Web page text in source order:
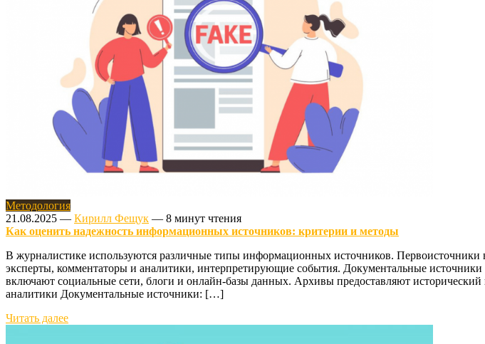
Методология
21.08.2025 — Кирилл Фещук — 8 минут чтения
Как оценить надежность информационных источников: критерии и методы
В журналистике используются различные типы информационных источников.
эксперты, комментаторы и аналитики, интерпретирующие события. Документальные
включают социальные сети, блоги и онлайн-базы данных. Архивы предоставляют
аналитики Документальные источники: […]
Читать далее